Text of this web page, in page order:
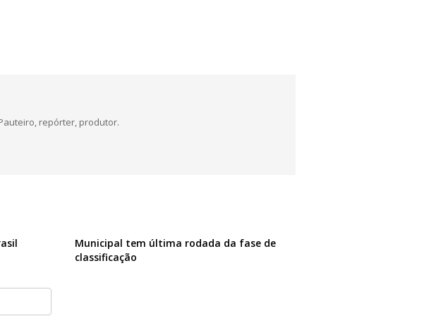
repórter, produtor.
Municipal tem última rodada da fase de
classificação